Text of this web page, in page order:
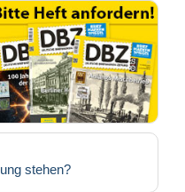
stehen?